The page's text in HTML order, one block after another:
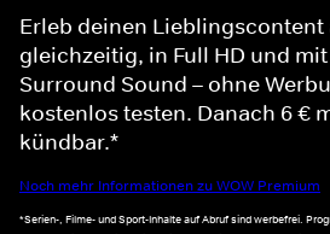
Erleb deinen Lieblingscontent
gleichzeitig, in Full HD und mit
Surround Sound – ohne
kostenlos testen. Danach 6 €
kündbar.*
Noch mehr Informationen zu WOW Premium
*Serien-, Filme- und Sport-Inhalte auf Abruf sind werbefrei.